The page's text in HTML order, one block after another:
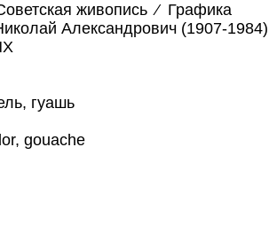
живопись ⁄ Графика
Александрович (1907-1984)
гуашь
gouache